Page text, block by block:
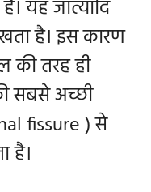
यह जात्यादि
है। इस कारण
की तरह ही
सबसे अच्छी
fissure ) से
है।